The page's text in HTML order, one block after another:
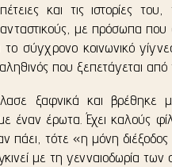
και τις ιστορίες
με πρόσωπα
σύγχρονο κοινωνικό
που ξεπετάγεται από
ξαφνικά και βρέθηκε
έναν έρωτα. Έχει καλούς
πάει, τότε «η μόνη
με τη γενναιοδωρία